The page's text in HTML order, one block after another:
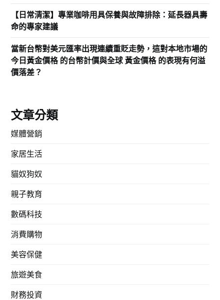
【日常清潔】專業咖啡用具保養與故障排除：延長器具壽
命的專家建議
當新台幣對美元匯率出現連續重貶走勢，這對本地市場的
今日黃金價格 的台幣計價與全球 黃金價格 的表現有何溢
價落差？
文章分類
媒體營銷
家居生活
貓奴狗奴
親子教育
數碼科技
消費購物
美容保健
旅遊美食
財務投資